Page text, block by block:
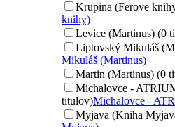
Krupina (Ferove
knihy)
Levice (Martinus) (0
Liptovský Mikuláš
Mikuláš (Martinus)
Martin (Martinus) (0
Michalovce -
titulov)Michalovce -
Myjava (Kniha